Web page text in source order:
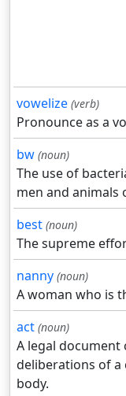
vowelize (verb)
Pronounce as a
bw (noun)
The use of
men and animals
best (noun)
The supreme
nanny (noun)
A woman who is
act (noun)
A legal
deliberations of a
body.